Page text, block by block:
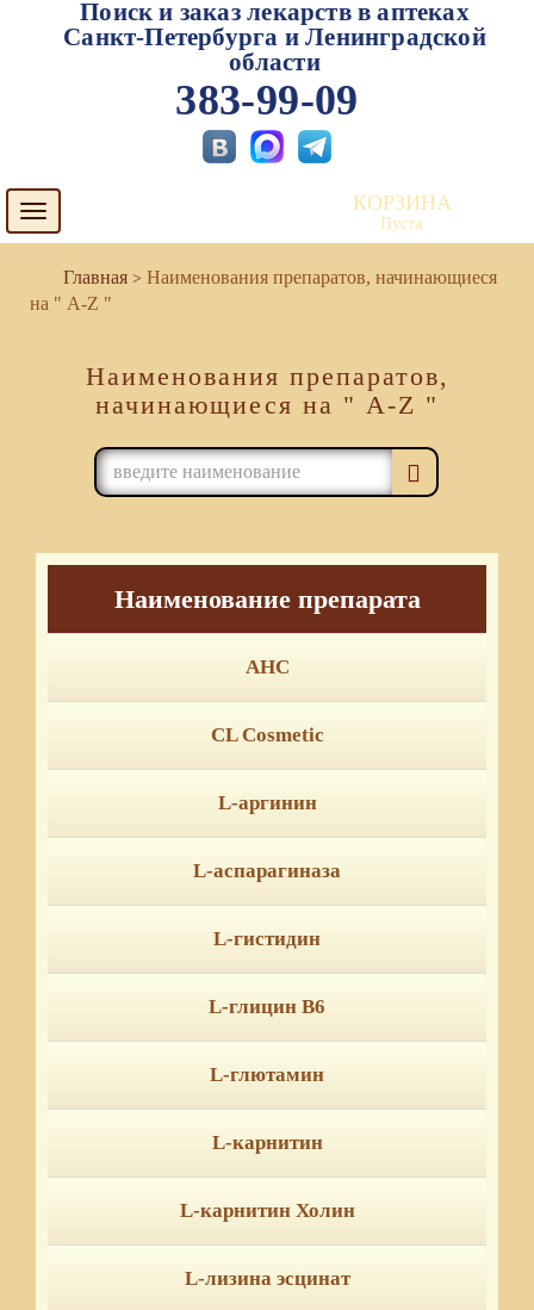
Поиск и заказ лекарств в аптеках
Санкт-Петербурга и Ленинградской
области
383-99-09
Toggle
navigation
КОРЗИНА
Пуста
Наименования препаратов, начинающиеся
на " A-Z "
Наименования препаратов,
начинающиеся на " A-Z "
Наименование препарата
AHC
CL Cosmetic
L-аргинин
L-аспарагиназа
L-гистидин
L-глицин В6
L-глютамин
L-карнитин
L-карнитин Холин
L-лизина эсцинат